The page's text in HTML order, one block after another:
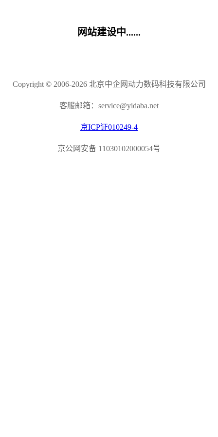
网站建设中......
Copyright © 2006-2026 北京中企网动力数码科技有限公司
客服邮箱：service@yidaba.net
京ICP证010249-4
京公网安备 11030102000054号